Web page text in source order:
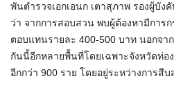
พันตำรวจเอกเอนก เตาสุภาพ รองผู้บัง
ว่า จากการสอบสวน พบผู้ต้องหามีการ
ตอบแทนรายละ 400-500 บาท นอกจ
กันนี้อีกหลายพื้นที่โดยเฉพาะจังหวัดท่อ
อีกกว่า 900 ราย โดยอยู่ระหว่างการสื